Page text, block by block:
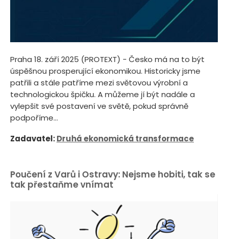
Praha 18. září 2025 (PROTEXT) - Česko má na to být
úspěšnou prosperující ekonomikou. Historicky jsme
patřili a stále patříme mezi světovou výrobní a
technologickou špičku. A můžeme jí být nadále a
vylepšit své postavení ve světě, pokud správně
podpoříme...
Zadavatel:Druhá ekonomická transformace
Poučení z Varů i Ostravy: Nejsme hobiti, tak se
tak přestaňme vnímat